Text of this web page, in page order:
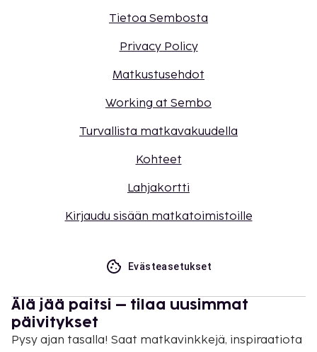
Tietoa Sembosta
Privacy Policy
Matkustusehdot
Working at Sembo
Turvallista matkavakuudella
Kohteet
Lahjakortti
Kirjaudu sisään matkatoimistoille
Evästeasetukset
Älä jää paitsi – tilaa uusimmat
päivitykset
Pysy ajan tasalla! Saat matkavinkkejä, inspiraatiota